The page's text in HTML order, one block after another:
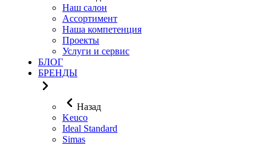
Наш салон
Ассортимент
Наша компетенция
Проекты
Услуги и сервис
БЛОГ
БРЕНДЫ
Назад
Keuco
Ideal Standard
Simas